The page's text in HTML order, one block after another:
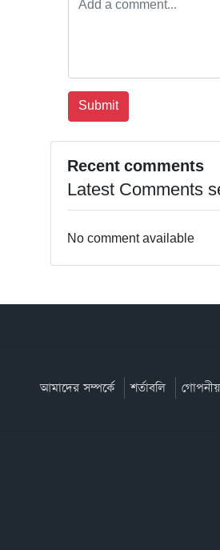
Recent comments
Latest Comments
No comment available
আমাদের সম্পর্কে শর্তাবলি